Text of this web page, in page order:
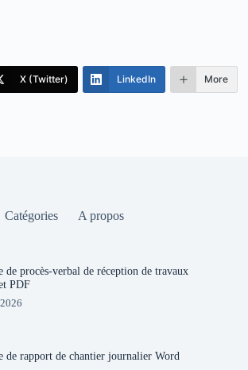
X (Twitter) LinkedIn More
Catégories A propos
de procès-verbal de réception de travaux
PDF
de rapport de chantier journalier Word